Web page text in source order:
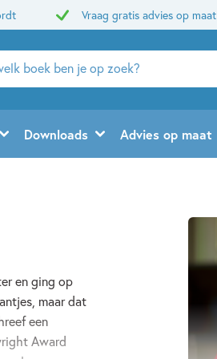
Vraag gratis advies op maat
Downloads Advies op maat
en ging op
maar dat
een
Award